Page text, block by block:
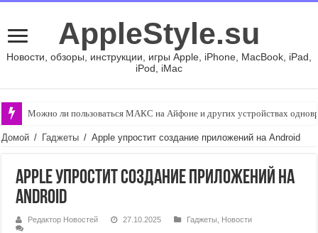
AppleStyle.su
Новости, обзоры, инструкции, игры Apple, iPhone, MacBook, iPad,
iPod, iMac
Можно ли пользоваться МАКС на Айфоне и других устройствах
Домой / Гаджеты / Apple упростит создание приложений на Android
Apple упростит создание приложений на
Android
Редактор Новостей 27.10.2025 Гаджеты
Новости